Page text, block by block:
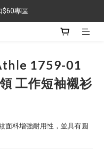
$60專區
$60專區
1759-01
工作短袖襯衫
面料增強耐用性，並具有圓